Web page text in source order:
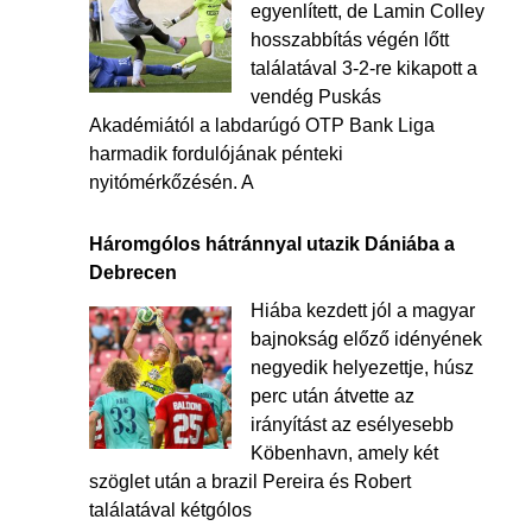
egyenlített, de Lamin Colley
hosszabbítás végén lőtt
találatával 3-2-re kikapott a
vendég Puskás
Akadémiától a labdarúgó OTP Bank Liga
harmadik fordulójának pénteki
nyitómérkőzésén. A
Háromgólos hátránnyal utazik Dániába a
Debrecen
Hiába kezdett jól a magyar
bajnokság előző idényének
negyedik helyezettje, húsz
perc után átvette az
irányítást az esélyesebb
Köbenhavn, amely két
szöglet után a brazil Pereira és Robert
találatával kétgólos